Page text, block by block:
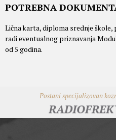
POTREBNA
Lična karta, diploma srednje
radi eventualnog priznavanja
od 5 godina.
Postani specijalizovan